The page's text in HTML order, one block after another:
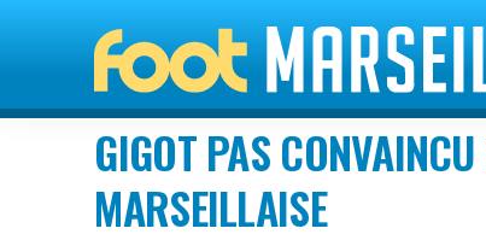
GIGOT PAS
MARSEILLAISE